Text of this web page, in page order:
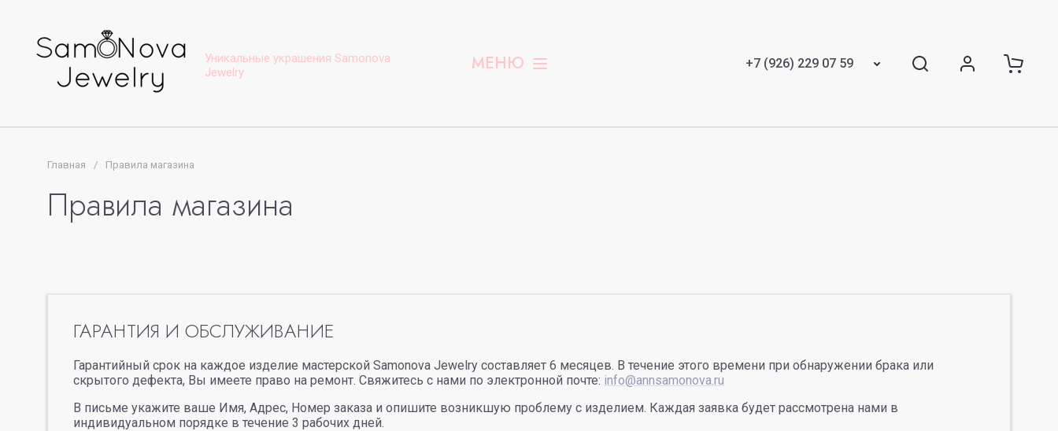
Уникальные украшения Samonova
Jewelry
МЕНЮ +7 (926) 229 07 59
Главная / Правила магазина
Правила магазина
ГАРАНТИЯ И ОБСЛУЖИВАНИЕ
Гарантийный срок на каждое изделие мастерской Samonova Jewelry составляет 6 месяцев. В течение этого времени при обнаружении брака или
скрытого дефекта, Вы имеете право на ремонт. Свяжитесь с нами по электронной почте: info@annsamonova.ru
В письме укажите ваше Имя, Адрес, Номер заказа и опишите возникшую проблему с изделием. Каждая заявка будет рассмотрена нами в
индивидуальном порядке в течение 3 рабочих дней.